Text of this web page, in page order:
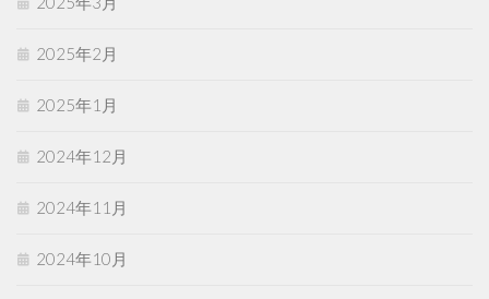
2025年2月
2025年1月
2024年12月
2024年11月
2024年10月